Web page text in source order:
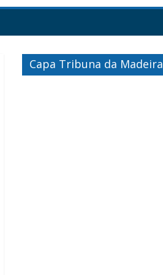
Capa Tribuna da Madeira